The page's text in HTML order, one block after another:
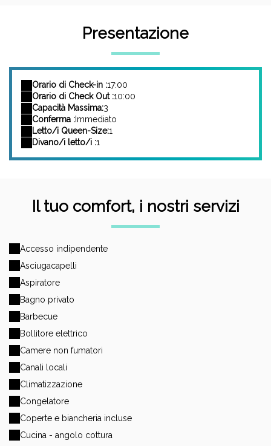
Presentazione
Orario di Check-in :17:00
Orario di Check Out :10:00
Capacità Massima:3
Conferma : Immediato
Letto/i Queen-Size:1
Divano/i letto/i :1
Il tuo comfort, i nostri servizi
Accesso indipendente
Asciugacapelli
Aspiratore
Bagno privato
Barbecue
Bollitore elettrico
Camere non fumatori
Canali locali
Climatizzazione
Congelatore
Coperte e biancheria incluse
Cucina - angolo cottura